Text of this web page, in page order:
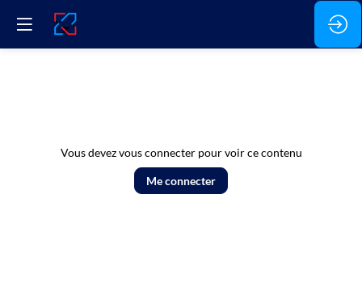
Vous devez vous connecter pour voir ce contenu
Me connecter